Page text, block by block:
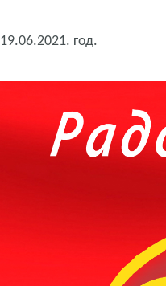
19.06.2021. год.